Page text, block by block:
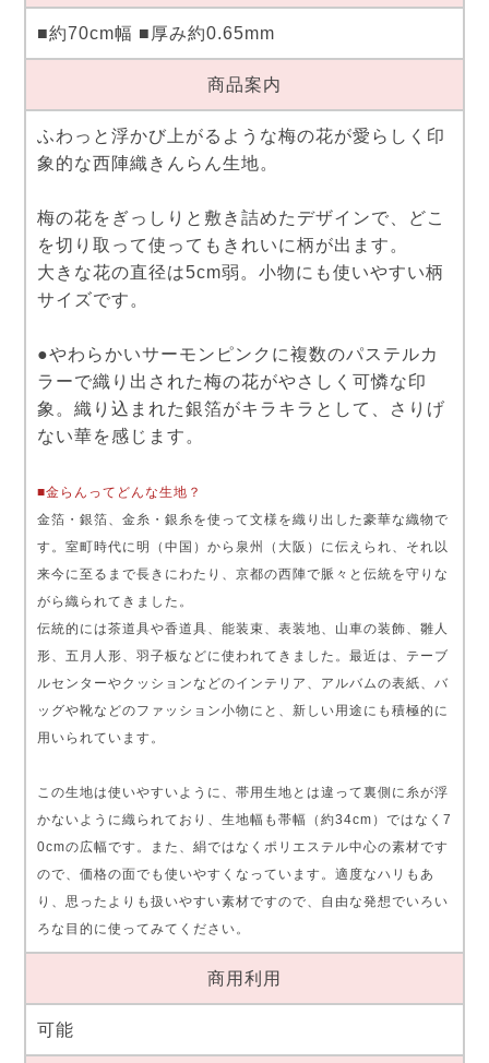
■約70cm幅 ■厚み約0.65mm
商品案内
ふわっと浮かび上がるような梅の花が愛らしく印
象的な西陣織きんらん生地。
梅の花をぎっしりと敷き詰めたデザインで、どこ
を切り取って使ってもきれいに柄が出ます。
大きな花の直径は5cm弱。小物にも使いやすい柄
サイズです。
●やわらかいサーモンピンクに複数のパステルカ
ラーで織り出された梅の花がやさしく可憐な印
象。織り込まれた銀箔がキラキラとして、さりげ
ない華を感じます。
■金らんってどんな生地？
金箔・銀箔、金糸・銀糸を使って文様を織り出した豪華な織物で
す。室町時代に明（中国）から泉州（大阪）に伝えられ、それ以
来今に至るまで長きにわたり、京都の西陣で脈々と伝統を守りな
がら織られてきました。
伝統的には茶道具や香道具、能装束、表装地、山車の装飾、雛人
形、五月人形、羽子板などに使われてきました。最近は、テーブ
ルセンターやクッションなどのインテリア、アルバムの表紙、バ
ッグや靴などのファッション小物にと、新しい用途にも積極的に
用いられています。
この生地は使いやすいように、帯用生地とは違って裏側に糸が浮
かないように織られており、生地幅も帯幅（約34cm）ではなく7
0cmの広幅です。また、絹ではなくポリエステル中心の素材です
ので、価格の面でも使いやすくなっています。適度なハリもあ
り、思ったよりも扱いやすい素材ですので、自由な発想でいろい
ろな目的に使ってみてください。
商用利用
可能